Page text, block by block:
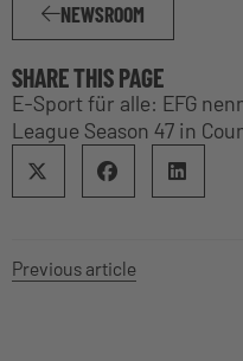
NEWSROOM
SHARE THIS PAGE
E-Sport für alle: EFG
League Season 47 in
Previous article